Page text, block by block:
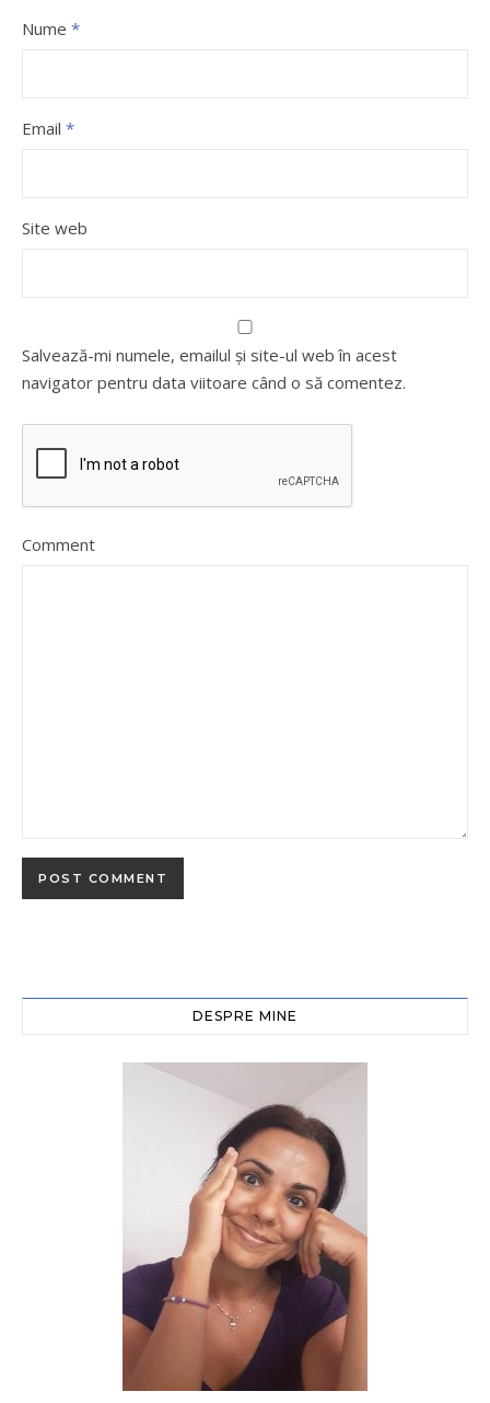
Nume *
Email *
Site web
Salvează-mi numele, emailul și site-ul web în acest
navigator pentru data viitoare când o să comentez.
Comment
DESPRE MINE